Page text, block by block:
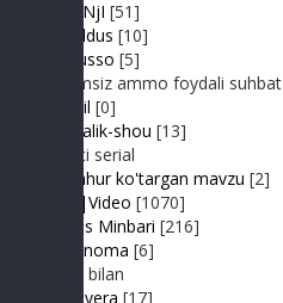
JuMaNjI [51]
JurYuldus [10]
Kaktusso [5]
Yoqimsiz ammo foydali suhbat
Kongil [0]
Kundalik-shou [13]
Realiti serial
Mashhur ko'targan mavzu [2]
MP3|Video [1070]
Muhlis Minbari [216]
Ovoznoma [6]
Luiza bilan
Premyera [17]